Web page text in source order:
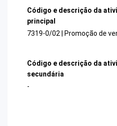
Código e descrição da
principal
7319-0/02 | Promoção de
Código e descrição da
secundária
-